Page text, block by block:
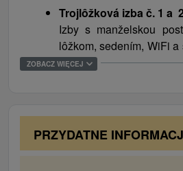
Trojlôžková izba č. 1 a 2
Izby s manželskou
lôžkom, sedením, WiFi
zariadením (sprchový
zariadením (sprchový kút,
ZOBACZ WIĘCEJ
PRZYDATNE